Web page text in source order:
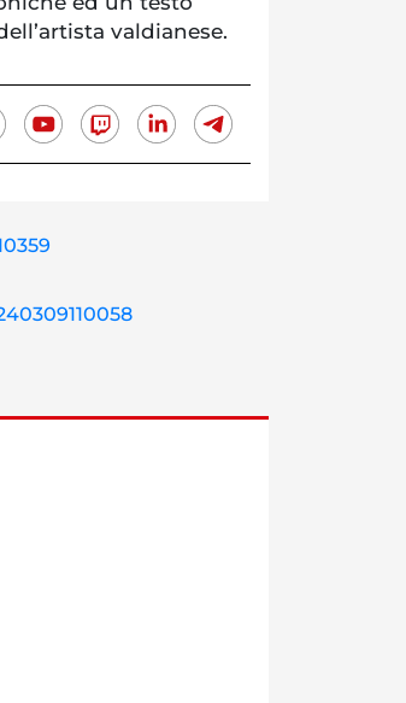
valdianese.